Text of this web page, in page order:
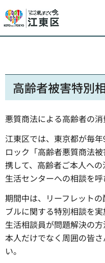
高齢者被害特別
悪質商法による高齢者の消
江東区では、東京都が毎
ロック「高齢者悪質商法
携して、高齢者ご本人へ
生活センターへの相談を呼
期間中は、リーフレット
ブルに関する特別相談を
生活相談員が問題解決の
本人だけでなく周囲の皆
い。